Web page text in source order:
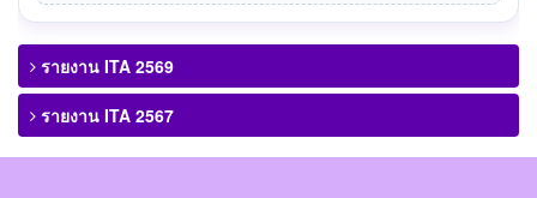
รายงาน ITA 2569
รายงาน ITA 2567